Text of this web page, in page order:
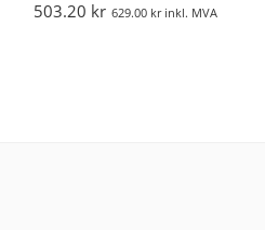
503.20 kr 629.00 krinkl. MVA